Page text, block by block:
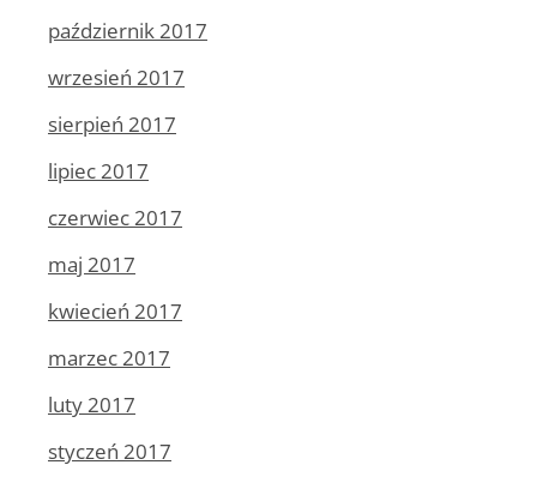
październik 2017
wrzesień 2017
sierpień 2017
lipiec 2017
czerwiec 2017
maj 2017
kwiecień 2017
marzec 2017
luty 2017
styczeń 2017